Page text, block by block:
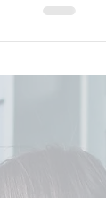
ン面談』